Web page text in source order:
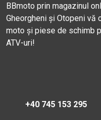
BBmoto prin magazinul
Gheorgheni și Otopeni
moto și piese de schimb
ATV-uri!
+40 745 153 295